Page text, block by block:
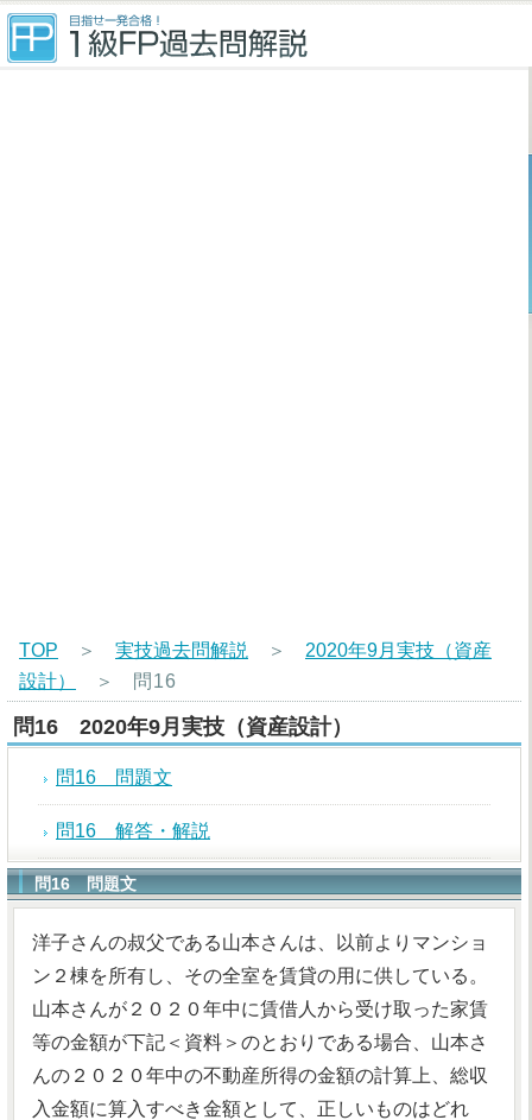
TOP ＞ 実技過去問解説 ＞ 2020年9月実技（資産
設計）
＞ 問16
問16 2020年9月実技（資産設計）
問16 問題文
問16 解答・解説
問16 問題文
洋子さんの叔父である山本さんは、以前よりマンショ
ン２棟を所有し、その全室を賃貸の用に供している。
山本さんが２０２０年中に賃借人から受け取った家賃
等の金額が下記＜資料＞のとおりである場合、山本さ
んの２０２０年中の不動産所得の金額の計算上、総収
入金額に算入すべき金額として、正しいものはどれ